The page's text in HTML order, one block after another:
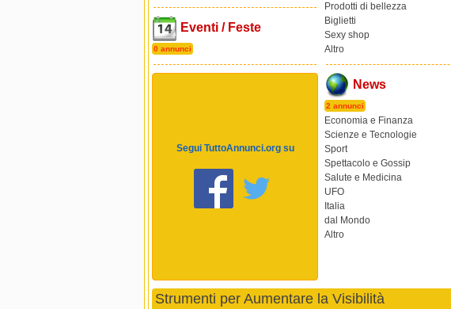
Eventi / Feste
0 annunci
Segui TuttoAnnunci.org su
Prodotti di bellezza
Biglietti
Sexy shop
Altro
News
2 annunci
Economia e Finanza
Scienze e Tecnologie
Sport
Spettacolo e Gossip
Salute e Medicina
UFO
Italia
dal Mondo
Altro
Strumenti per Aumentare la Visibilità